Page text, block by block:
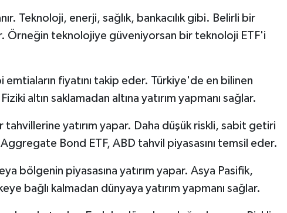
Teknoloji, enerji, sağlık, bankacılık gibi. Belirli bir
Örneğin teknolojiye güveniyorsan bir teknoloji ETF'i
fiyatını takip eder. Türkiye'de en bilinen
altın saklamadan altına yatırım yapmanı sağlar.
yatırım yapar. Daha düşük riskli, sabit getiri
Bond ETF, ABD tahvil piyasasını temsil eder.
bölgenin piyasasına yatırım yapar. Asya Pasifik,
bağlı kalmadan dünyaya yatırım yapmanı sağlar.